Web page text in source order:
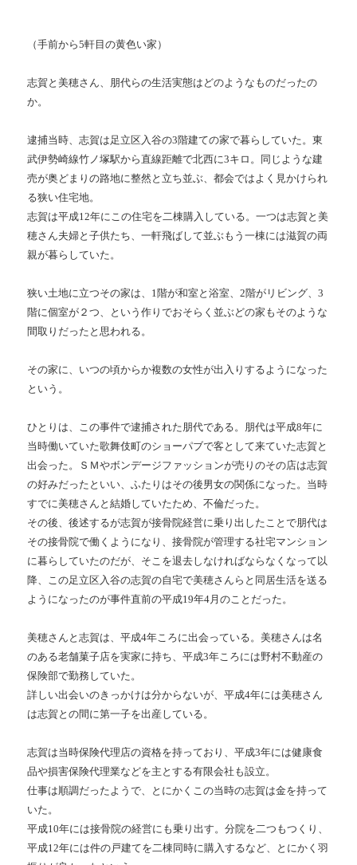
（手前から5軒目の黄色い家）
志賀と美穂さん、朋代らの生活実態はどのようなものだったの
か。
逮捕当時、志賀は足立区入谷の3階建ての家で暮らしていた。東
武伊勢崎線竹ノ塚駅から直線距離で北西に3キロ。同じような建
売が奥どまりの路地に整然と立ち並ぶ、都会ではよく見かけられ
る狭い住宅地。
志賀は平成12年にこの住宅を二棟購入している。一つは志賀と美
穂さん夫婦と子供たち、一軒飛ばして並ぶもう一棟には滋賀の両
親が暮らしていた。
狭い土地に立つその家は、1階が和室と浴室、2階がリビング、3
階に個室が２つ、という作りでおそらく並ぶどの家もそのような
間取りだったと思われる。
その家に、いつの頃からか複数の女性が出入りするようになった
という。
ひとりは、この事件で逮捕された朋代である。朋代は平成8年に
当時働いていた歌舞伎町のショーパブで客として来ていた志賀と
出会った。ＳＭやボンデージファッションが売りのその店は志賀
の好みだったといい、ふたりはその後男女の関係になった。当時
すでに美穂さんと結婚していたため、不倫だった。
その後、後述するが志賀が接骨院経営に乗り出したことで朋代は
その接骨院で働くようになり、接骨院が管理する社宅マンション
に暮らしていたのだが、そこを退去しなければならなくなって以
降、この足立区入谷の志賀の自宅で美穂さんらと同居生活を送る
ようになったのが事件直前の平成19年4月のことだった。
美穂さんと志賀は、平成4年ころに出会っている。美穂さんは名
のある老舗菓子店を実家に持ち、平成3年ころには野村不動産の
保険部で勤務していた。
詳しい出会いのきっかけは分からないが、平成4年には美穂さん
は志賀との間に第一子を出産している。
志賀は当時保険代理店の資格を持っており、平成3年には健康食
品や損害保険代理業などを主とする有限会社も設立。
仕事は順調だったようで、とにかくこの当時の志賀は金を持って
いた。
平成10年には接骨院の経営にも乗り出す。分院を二つもつくり、
平成12年には件の戸建てを二棟同時に購入するなど、とにかく羽